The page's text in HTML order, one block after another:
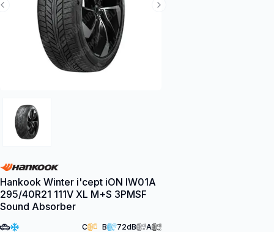
Next Slide
Previous Slide
Hankook Winter i'cept iON IW01A
295/40R21 111V XL M+S 3PMSF
Sound Absorber
C B 72dB A